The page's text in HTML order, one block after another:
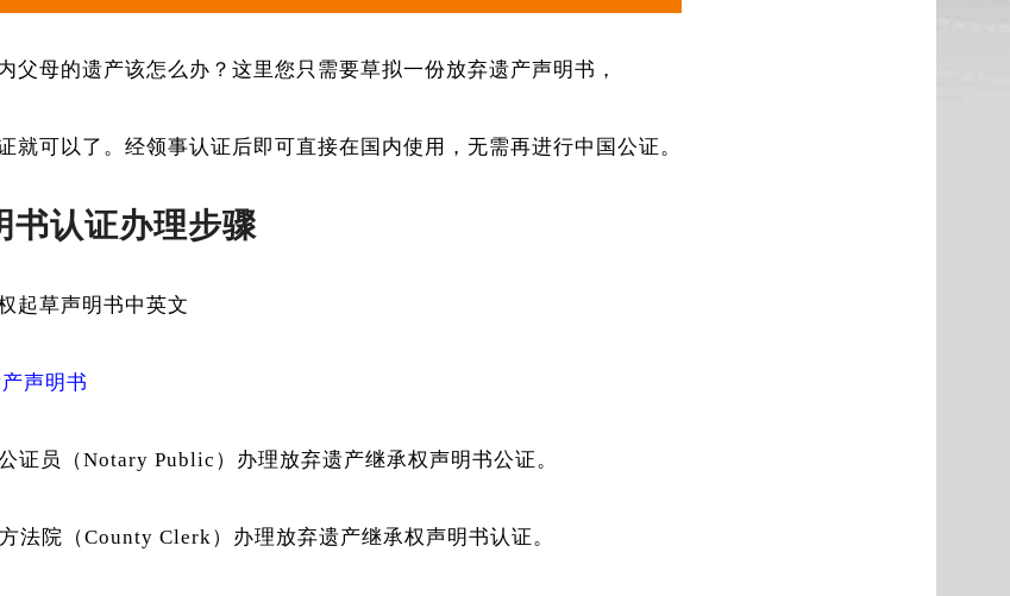
父母的遗产该怎么办？这里您只需要草拟一份放弃遗产声明书，
就可以了。经领事认证后即可直接在国内使用，无需再进行中国公证。
书认证办理步骤
起草声明书中英文
声明书
证员（Notary Public）办理放弃遗产继承权声明书公证。
法院（County Clerk）办理放弃遗产继承权声明书认证。